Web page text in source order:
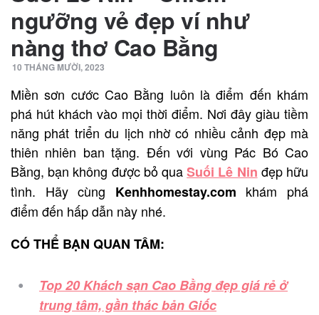
ngưỡng vẻ đẹp ví như
nàng thơ Cao Bằng
10 THÁNG MƯỜI, 2023
Miền sơn cước Cao Bằng luôn là điểm đến khám
phá hút khách vào mọi thời điểm. Nơi đây giàu tiềm
năng phát triển du lịch nhờ có nhiều cảnh đẹp mà
thiên nhiên ban tặng. Đến với vùng Pác Bó Cao
Bằng, bạn không được bỏ quaSuối Lê Nin đẹp hữu
tình. Hãy cùng Kenhhomestay.com khám phá
điểm đến hấp dẫn này nhé.
CÓ THỂ BẠN QUAN TÂM:
Top 20 Khách sạn Cao Bằng đẹp giá rẻ ở
trung tâm, gần thác bản Giốc